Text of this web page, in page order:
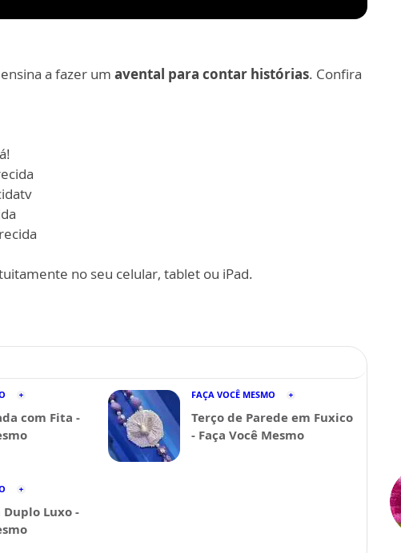
a fazer um avental para contar histórias. Confira
no seu celular, tablet ou iPad.
com Fita -
FAÇA VOCÊ MESMO
Terço de Parede em Fuxico
- Faça Você Mesmo
Duplo Luxo -